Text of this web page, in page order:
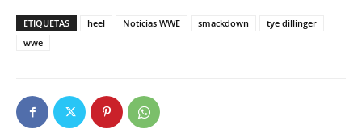
ETIQUETAS heel Noticias WWE smackdown
tye dillinger
wwe